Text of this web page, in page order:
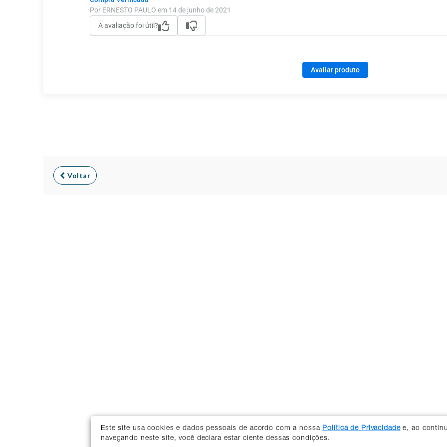
Este site usa cookies e dados pessoais de acordo com a nossa Política de Privacidadee, ao
navegando neste site, você declara estar ciente dessas condições.
Por ERNESTO PAULO em 14 de junho de 2021
A avaliação foi útil?
Avaliar produto
Voltar